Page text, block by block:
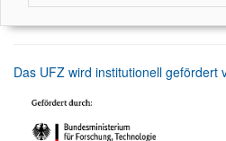
Das UFZ wird institutionell gefördert